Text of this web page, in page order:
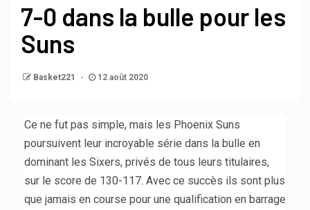
7-0 dans la bulle pour les
Suns
Basket221 12 août 2020
Ce ne fut pas simple, mais les Phoenix Suns
poursuivent leur incroyable série dans la bulle en
dominant les Sixers, privés de tous leurs titulaires,
sur le score de 130-117. Avec ce succès ils sont plus
que jamais en course pour une qualification en barrage